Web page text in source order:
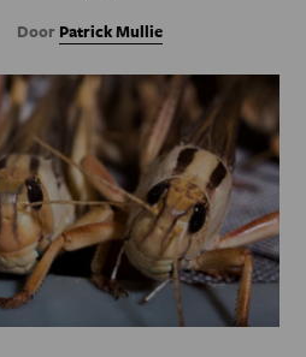
Door Patrick Mullie